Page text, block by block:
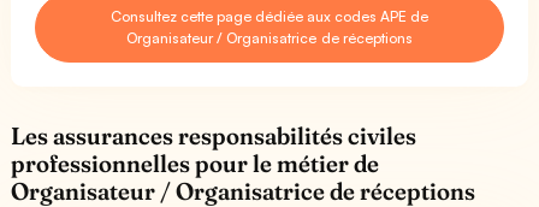
Consultez cette page dédiée aux codes APE de
Organisateur / Organisatrice de réceptions
Les assurances responsabilités civiles
professionnelles pour le métier de
Organisateur / Organisatrice de réceptions